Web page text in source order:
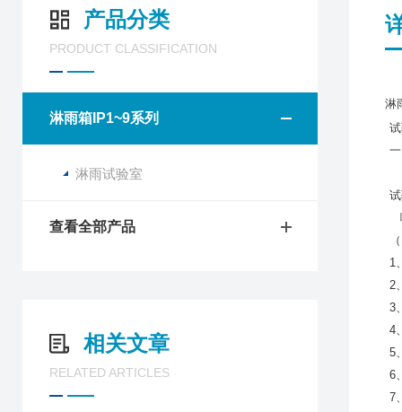
产品分类
PRODUCT CLASSIFICATION
淋雨箱IP1~9系列
淋雨试验室
查看全部产品
相关文章
RELATED ARTICLES
淋
1
2
3
4
5
6
7